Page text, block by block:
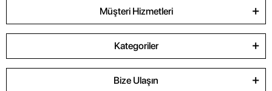
Müşteri Hizmetleri
Kategoriler
Bize Ulaşın